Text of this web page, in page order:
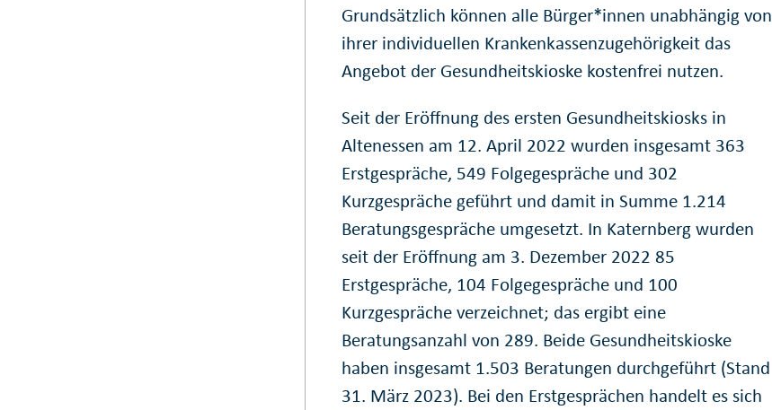
Grundsätzlich können alle Bürger*innen unabhängig von
ihrer individuellen Krankenkassenzugehörigkeit das
Angebot der Gesundheitskioske kostenfrei nutzen.
Seit der Eröffnung des ersten Gesundheitskiosks in
Altenessen am 12. April 2022 wurden insgesamt 363
Erstgespräche, 549 Folgegespräche und 302
Kurzgespräche geführt und damit in Summe 1.214
Beratungsgespräche umgesetzt. In Katernberg wurden
seit der Eröffnung am 3. Dezember 2022 85
Erstgespräche, 104 Folgegespräche und 100
Kurzgespräche verzeichnet; das ergibt eine
Beratungsanzahl von 289. Beide Gesundheitskioske
haben insgesamt 1.503 Beratungen durchgeführt (Stand
31. März 2023). Bei den Erstgesprächen handelt es sich